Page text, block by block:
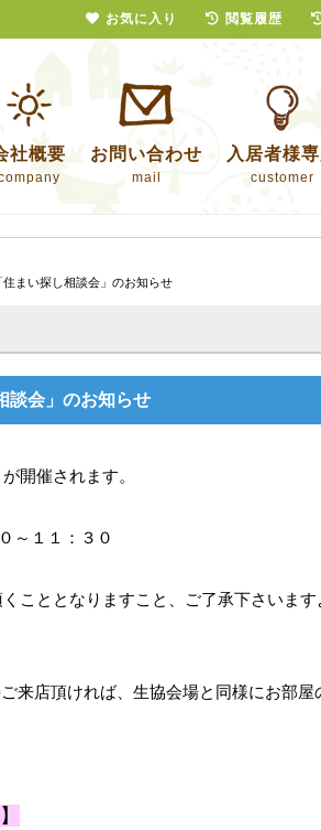
社概要 お問い合わせ
mail
入居者様専
customer
まい探し相談会」のお知らせ
談会」のお知らせ
開催されます。
～１１：３０
こととなりますこと、ご了承下さいます
来店頂ければ、生協会場と同様にお部屋
お気に入り 閲覧履歴